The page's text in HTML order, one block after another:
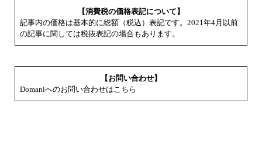
【消費税の価格表記について】
記事内の価格は基本的に総額（税込）表記です。2021年4月以前
の記事に関しては税抜表記の場合もあります。
【お問い合わせ】
Domaniへのお問い合わせはこちら